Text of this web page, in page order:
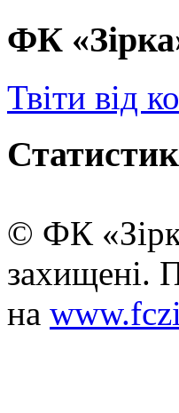
ФК
Твіти від
© ФК
захищені.
на